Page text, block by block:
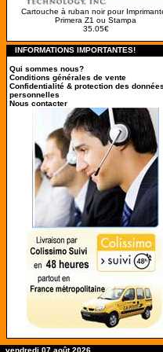
Cartouche à ruban noir pour
Primera Z1 ou Stampa
35.05€
INFORMATIONS IMPORTANTES!
Qui sommes nous?
Conditions générales de vente
Confidentialité & protection des données
personnelles
Nous contacter
vendredi 07 août 2026